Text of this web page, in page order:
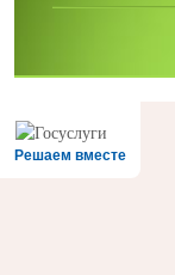
Решаем вместе